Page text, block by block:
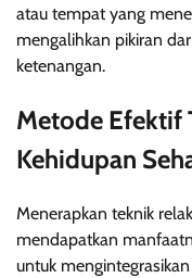
atau tempat yang
mengalihkan pikiran
ketenangan.
Metode Efektif
Kehidupan
Menerapkan teknik
mendapatkan
untuk